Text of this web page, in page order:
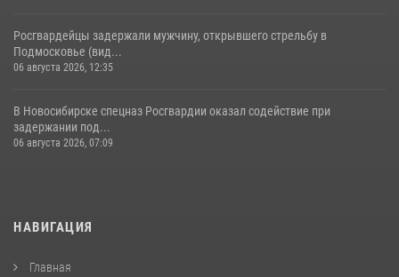
Росгвардейцы задержали мужчину, открывшего стрельбу в
Подмосковье (вид...
06 августа 2026, 12:35
В Новосибирске спецназ Росгвардии оказал содействие при
задержании под...
06 августа 2026, 07:09
НАВИГАЦИЯ
Главная